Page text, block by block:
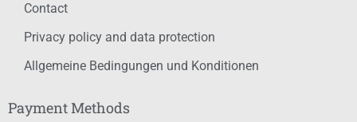
Contact
Privacy policy and data protection
Allgemeine Bedingungen und Konditionen
Payment Methods